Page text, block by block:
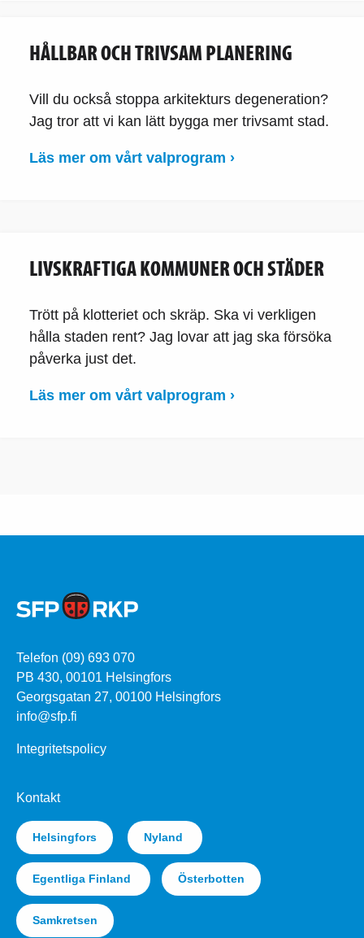
HÅLLBAR OCH TRIVSAM PLANERING
Vill du också stoppa arkitekturs degeneration?
Jag tror att vi kan lätt bygga mer trivsamt stad.
Läs mer om vårt valprogram ›
LIVSKRAFTIGA KOMMUNER OCH STÄDER
Trött på klotteriet och skräp. Ska vi verkligen
hålla staden rent? Jag lovar att jag ska försöka
påverka just det.
Läs mer om vårt valprogram ›
Telefon (09) 693 070
PB 430, 00101 Helsingfors
Georgsgatan 27, 00100 Helsingfors
info@sfp.fi
Integritetspolicy
Kontakt
Helsingfors Nyland
Egentliga Finland Österbotten
Samkretsen